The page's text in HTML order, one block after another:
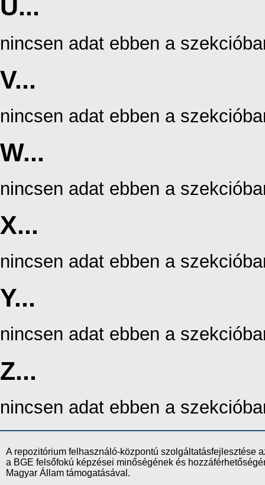
U...
nincsen adat ebben a
V...
nincsen adat ebben a
W...
nincsen adat ebben a
X...
nincsen adat ebben a
Y...
nincsen adat ebben a
Z...
nincsen adat ebben a
A repozitórium felhasználó-központú szolgáltatásfejlesztése
a BGE felsőfokú képzései minőségének és
Magyar Állam támogatásával.